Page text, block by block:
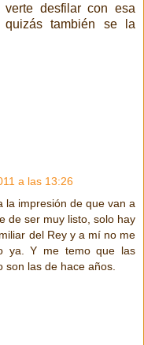
desfilar con esa
también se la
a las 13:26
la impresión de que van a
de ser muy listo, solo hay
del Rey y a mí no me
ya. Y me temo que las
las de hace años.